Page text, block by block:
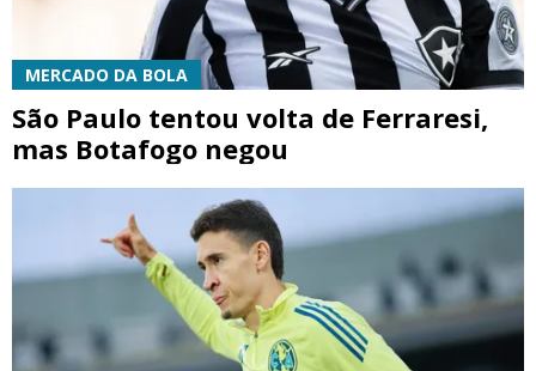
MERCADO DA BOLA
São Paulo tentou volta de Ferraresi,
mas Botafogo negou